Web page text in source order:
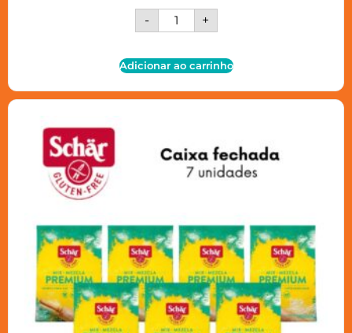
- +
Adicionar ao carrinho